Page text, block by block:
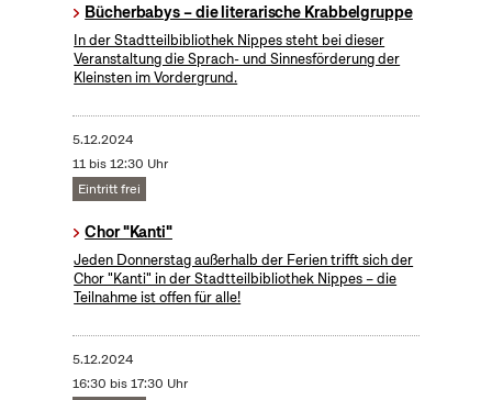
Bücherbabys – die literarische Krabbelgruppe
In der Stadtteilbibliothek Nippes steht bei dieser
Veranstaltung die Sprach- und Sinnesförderung der
Kleinsten im Vordergrund.
5.12.2024
11 bis 12:30 Uhr
Eintritt frei
Chor "Kanti"
Jeden Donnerstag außerhalb der Ferien trifft sich der
Chor "Kanti" in der Stadtteilbibliothek Nippes – die
Teilnahme ist offen für alle!
5.12.2024
16:30 bis 17:30 Uhr